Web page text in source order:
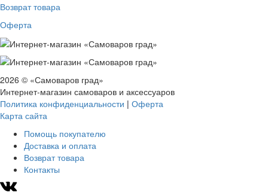
Возврат товара
Оферта
2026 © «Самоваров град»
Интернет-магазин самоваров и аксессуаров
Политика конфиденциальности | Оферта
Карта сайта
Помощь покупателю
Доставка и оплата
Возврат товара
Контакты